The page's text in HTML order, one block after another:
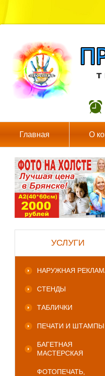
т
Главная О
УСЛУГИ
НАРУЖНАЯ
СТЕНДЫ
ТАБЛИЧКИ
ПЕЧАТИ И ШТАМПЫ
БАГЕТНАЯ
МАСТЕРСКАЯ
ФОТОПЕЧАТЬ,